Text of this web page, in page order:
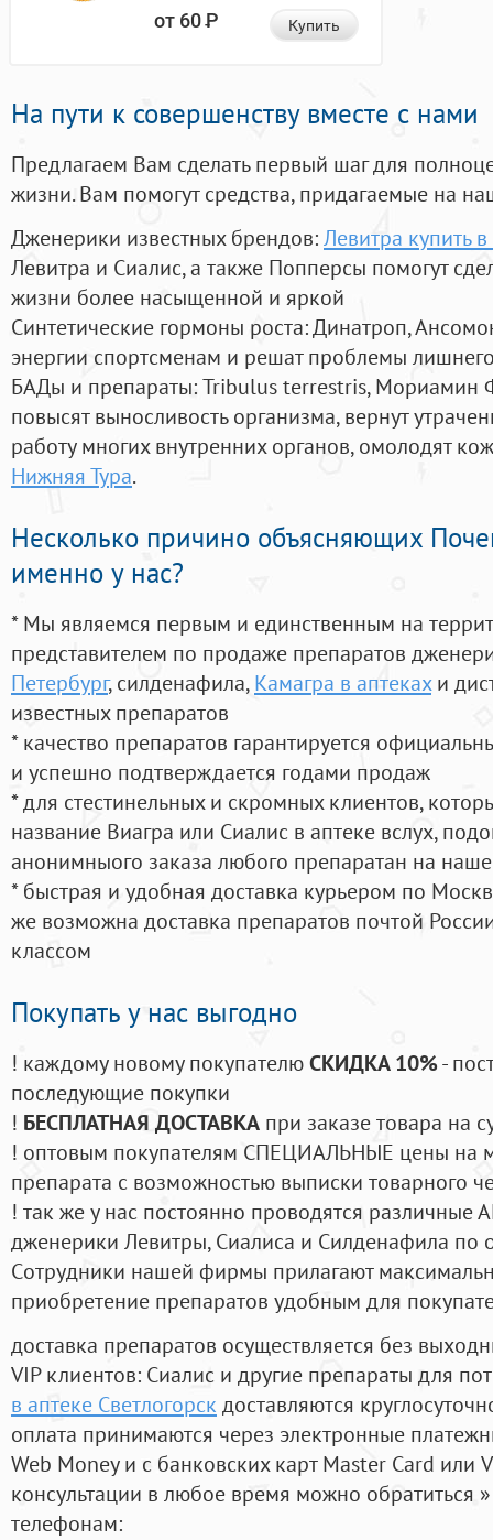
от 60Р Купить
На пути к совершенству вместе с нами
Предлагаем Вам сделать первый шаг для
жизни. Вам помогут средства, придагаемые на
Дженерики известных брендов:Левитра купить
Левитра и Сиалис, а также Попперсы помогут
жизни более насыщенной и яркой
Синтетические гормоны роста: Динатроп,
энергии спортсменам и решат проблемы
БАДы и препараты:Tribulus terrestris, Мориамин
повысят выносливость организма, вернут
работу многих внутренних органов, омолодят
Нижняя Тура.
Несколько причино объясняющих
именно у нас?
* Мы являемся первым и единственным на
представителем по продаже препаратов
Петербург, силденафила, Камагра в аптекахи
известных препаратов
* качество препаратов гарантируется
и успешно подтверждается годами продаж
* для стестинельных и скромных клиентов,
название Виагра или Сиалис в аптеке вслух,
анонимныого заказа любого препаратан на
* быстрая и удобная доставка курьером по
же возможна доставка препаратов почтой
классом
Покупать у нас выгодно
! каждому новому покупателюСКИДКА 10%-
последующие покупки
! БЕСПЛАТНАЯ ДОСТАВКА при заказе товара на
! оптовым покупателям СПЕЦИАЛЬНЫЕ цены на
препарата с возможностью выписки товарного
! так же у нас постоянно проводятся
дженерики Левитры, Сиалиса и Силденафила по
Cотрудники нашей фирмы прилагают
приобретение препаратов удобным для
доставка препаратов осуществляется без
VIP клиентов: Сиалис и другие препараты для
в аптеке Светлогорск доставляются
оплата принимаются через электронные
Web Money и с банковских карт Master Card или
консультации в любое время можно обратиться
телефонам: